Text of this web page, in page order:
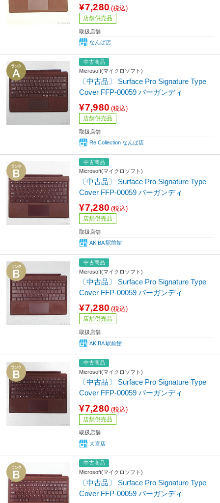
¥7,280 (税込)
店舗併売品
取扱店舗
なんば店
中古商品
Microsoft(マイクロソフト)
〔中古品〕 Surface Pro Signature Type
Cover FFP-00059 バーガンディ
¥7,980 (税込)
店舗併売品
取扱店舗
Re Collection なんば店
中古商品
Microsoft(マイクロソフト)
〔中古品〕 Surface Pro Signature Type
Cover FFP-00059 バーガンディ
¥7,280 (税込)
店舗併売品
取扱店舗
AKIBA 駅前館
中古商品
Microsoft(マイクロソフト)
〔中古品〕 Surface Pro Signature Type
Cover FFP-00059 バーガンディ
¥7,280 (税込)
店舗併売品
取扱店舗
AKIBA 駅前館
中古商品
Microsoft(マイクロソフト)
〔中古品〕 Surface Pro Signature Type
Cover FFP-00059 バーガンディ
¥7,280 (税込)
店舗併売品
取扱店舗
大宮店
中古商品
Microsoft(マイクロソフト)
〔中古品〕 Surface Pro Signature Type
Cover FFP-00059 バーガンディ